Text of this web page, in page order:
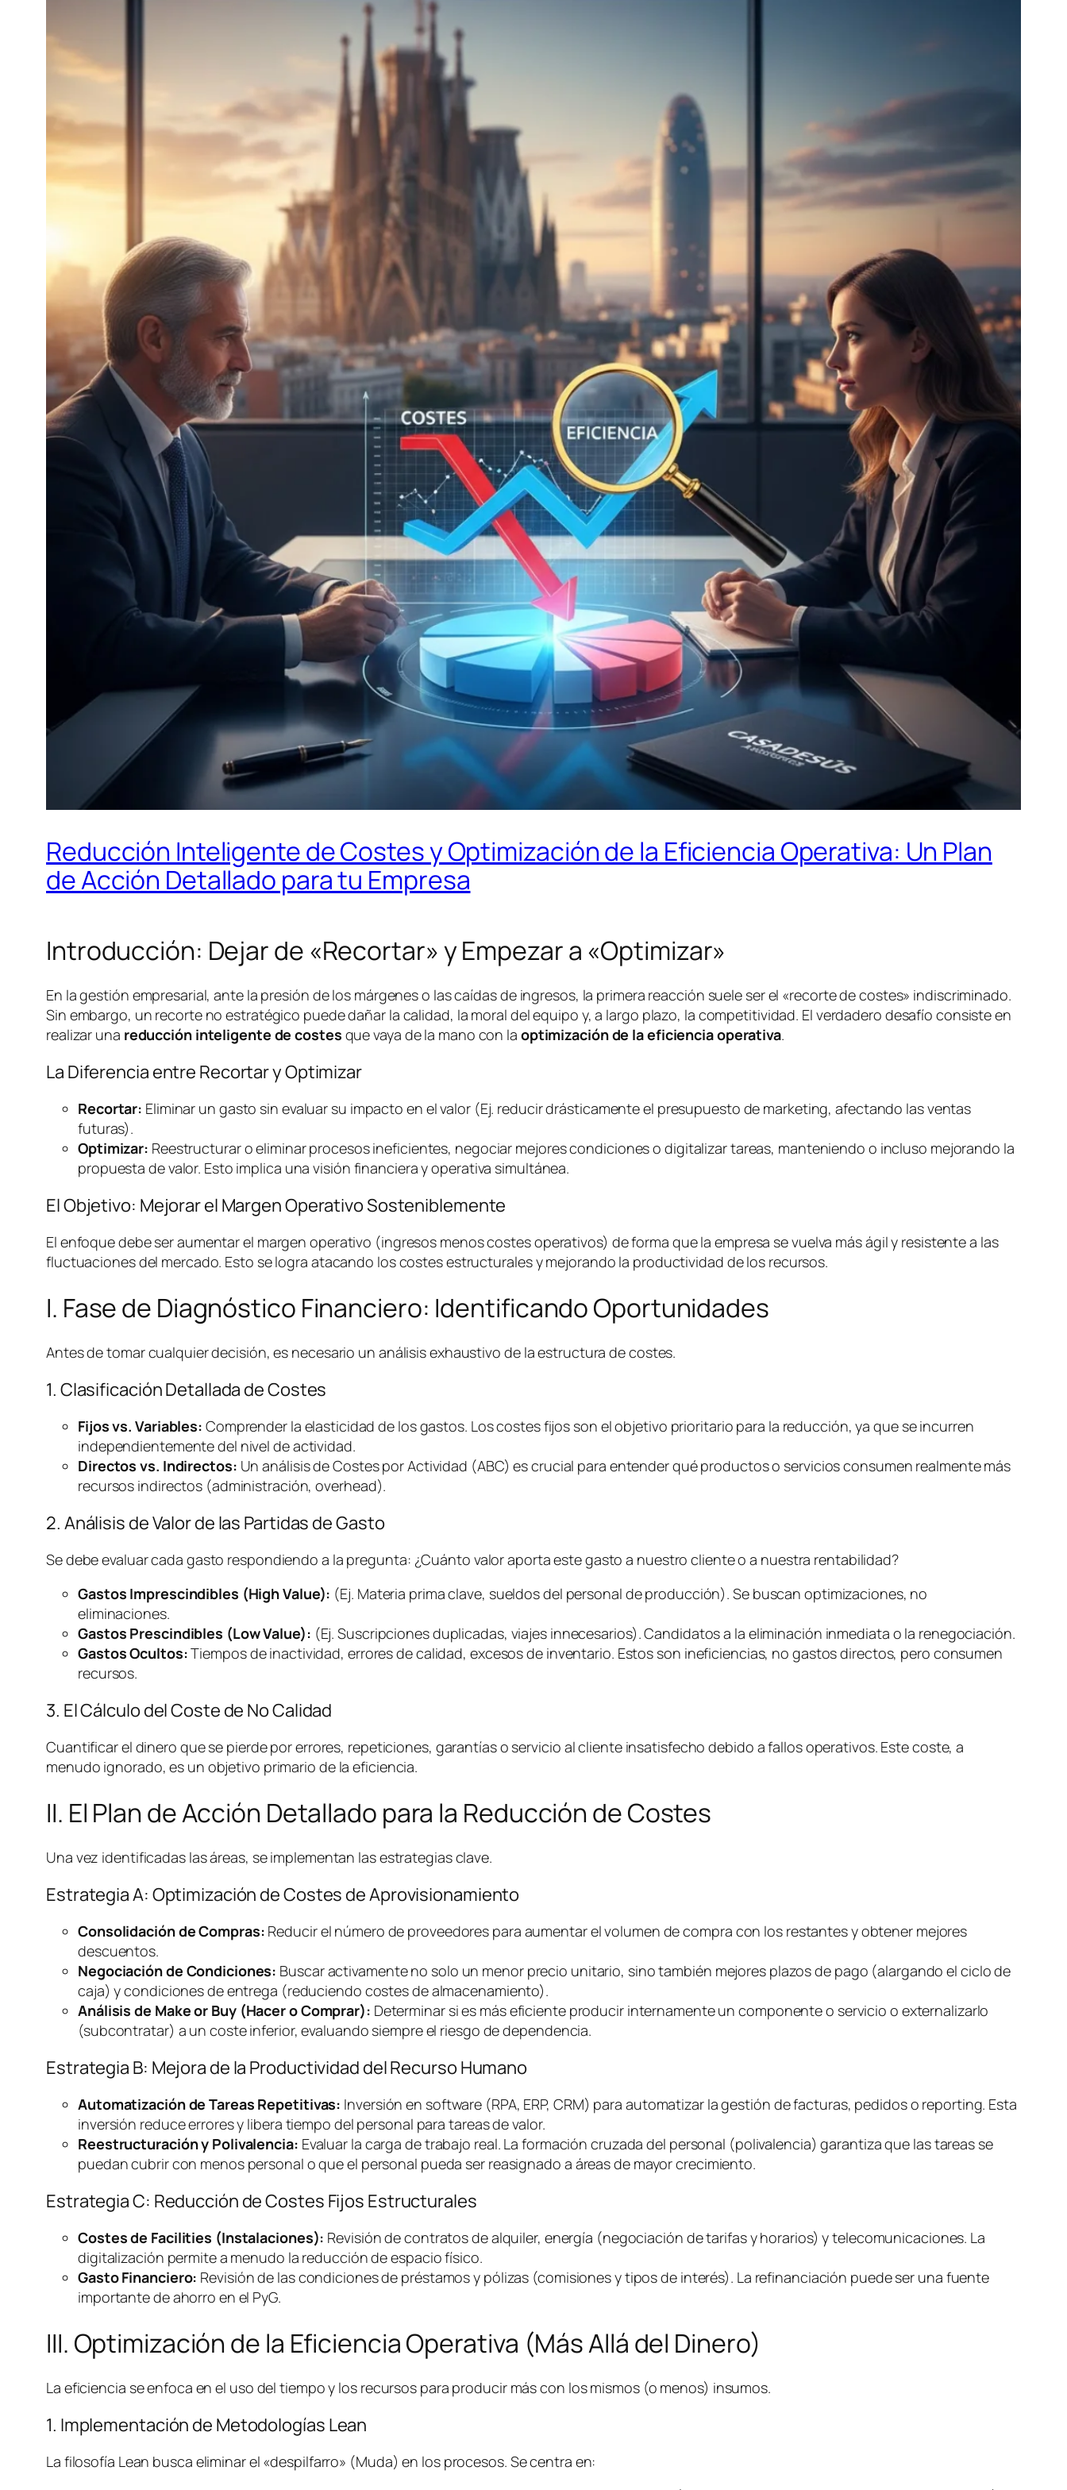
Reducción Inteligente de Costes y Optimización de la Eficiencia Operativa: Un Plan
de Acción Detallado para tu Empresa
Introducción: Dejar de «Recortar» y Empezar a «Optimizar»
En la gestión empresarial, ante la presión de los márgenes o las caídas de ingresos, la primera reacción suele ser el «recorte de costes» indiscriminado.
Sin embargo, un recorte no estratégico puede dañar la calidad, la moral del equipo y, a largo plazo, la competitividad. El verdadero desafío consiste en
realizar una reducción inteligente de costes que vaya de la mano con la optimización de la eficiencia operativa.
La Diferencia entre Recortar y Optimizar
Recortar: Eliminar un gasto sin evaluar su impacto en el valor (Ej. reducir drásticamente el presupuesto de marketing, afectando las ventas
futuras).
Optimizar: Reestructurar o eliminar procesos ineficientes, negociar mejores condiciones o digitalizar tareas, manteniendo o incluso mejorando la
propuesta de valor. Esto implica una visión financiera y operativa simultánea.
El Objetivo: Mejorar el Margen Operativo Sosteniblemente
El enfoque debe ser aumentar el margen operativo (ingresos menos costes operativos) de forma que la empresa se vuelva más ágil y resistente a las
fluctuaciones del mercado. Esto se logra atacando los costes estructurales y mejorando la productividad de los recursos.
I. Fase de Diagnóstico Financiero: Identificando Oportunidades
Antes de tomar cualquier decisión, es necesario un análisis exhaustivo de la estructura de costes.
1. Clasificación Detallada de Costes
Fijos vs. Variables: Comprender la elasticidad de los gastos. Los costes fijos son el objetivo prioritario para la reducción, ya que se incurren
independientemente del nivel de actividad.
Directos vs. Indirectos: Un análisis de Costes por Actividad (ABC) es crucial para entender qué productos o servicios consumen realmente más
recursos indirectos (administración,overhead).
2. Análisis de Valor de las Partidas de Gasto
Se debe evaluar cada gasto respondiendo a la pregunta: ¿Cuánto valor aporta este gasto a nuestro cliente o a nuestra rentabilidad?
Gastos Imprescindibles (High Value): (Ej. Materia prima clave, sueldos del personal de producción). Se buscan optimizaciones, no
eliminaciones.
Gastos Prescindibles (Low Value): (Ej. Suscripciones duplicadas, viajes innecesarios). Candidatos a la eliminación inmediata o la renegociación.
Gastos Ocultos:Tiempos de inactividad, errores de calidad, excesos de inventario. Estos son ineficiencias, no gastos directos, pero consumen
recursos.
3. El Cálculo del Coste de No Calidad
Cuantificar el dinero que se pierde por errores, repeticiones, garantías o servicio al cliente insatisfecho debido a fallos operativos. Este coste, a
menudo ignorado, es un objetivo primario de la eficiencia.
II. El Plan de Acción Detallado para la Reducción de Costes
Una vez identificadas las áreas, se implementan las estrategias clave.
Estrategia A: Optimización de Costes de Aprovisionamiento
Consolidación de Compras: Reducir el número de proveedores para aumentar el volumen de compra con los restantes y obtener mejores
descuentos.
Negociación de Condiciones: Buscar activamente no solo un menor precio unitario, sino también mejores plazos de pago (alargando el ciclo de
caja) y condiciones de entrega (reduciendo costes de almacenamiento).
Análisis de Make or Buy(Hacer o Comprar): Determinar si es más eficiente producir internamente un componente o servicio o externalizarlo
(subcontratar) a un coste inferior, evaluando siempre el riesgo de dependencia.
Estrategia B: Mejora de la Productividad del Recurso Humano
Automatización de Tareas Repetitivas: Inversión en software (RPA, ERP, CRM) para automatizar la gestión de facturas, pedidos o reporting. Esta
inversión reduce errores y libera tiempo del personal para tareas de valor.
Reestructuración y Polivalencia: Evaluar la carga de trabajo real. La formación cruzada del personal (polivalencia) garantiza que las tareas se
puedan cubrir con menos personal o que el personal pueda ser reasignado a áreas de mayor crecimiento.
Estrategia C: Reducción de Costes Fijos Estructurales
Costes de Facilities (Instalaciones): Revisión de contratos de alquiler, energía (negociación de tarifas y horarios) y telecomunicaciones. La
digitalización permite a menudo la reducción de espacio físico.
Gasto Financiero: Revisión de las condiciones de préstamos y pólizas (comisiones y tipos de interés). La refinanciación puede ser una fuente
importante de ahorro en el PyG.
III. Optimización de la Eficiencia Operativa (Más Allá del Dinero)
La eficiencia se enfoca en el uso del tiempo y los recursos para producir más con los mismos (o menos) insumos.
1. Implementación de Metodologías Lean
La filosofía Lean busca eliminar el «despilfarro» (Muda) en los procesos. Se centra en: